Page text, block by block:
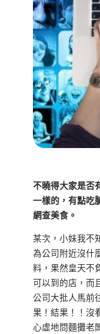
不曉得大家是否
一樣的，有點吃
網查美食。
某次，小妹我不
為公司附近沒什
料，果然皇天不
可以到的店，而
公司大批人馬前
果！結果！！沒
心虛地問麵攤老